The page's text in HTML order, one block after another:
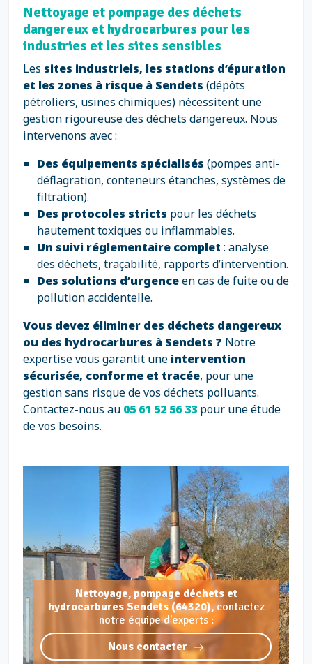
Nettoyage et pompage des déchets
dangereux et hydrocarbures pour les
industries et les sites sensibles
Les sites industriels, les stations d’épuration
et les zones à risque à Sendets (dépôts
pétroliers, usines chimiques) nécessitent une
gestion rigoureuse des déchets dangereux. Nous
intervenons avec :
Des équipements spécialisés (pompes anti-
déflagration, conteneurs étanches, systèmes de
filtration).
Des protocoles stricts pour les déchets
hautement toxiques ou inflammables.
Un suivi réglementaire complet : analyse
des déchets, traçabilité, rapports d’intervention.
Des solutions d’urgenceen cas de fuite ou de
pollution accidentelle.
Vous devez éliminer des déchets dangereux
ou des hydrocarbures à Sendets ? Notre
expertise vous garantit une intervention
sécurisée, conforme et tracée, pour une
gestion sans risque de vos déchets polluants.
Contactez-nous au 05 61 52 56 33 pour une étude
de vos besoins.
Nettoyage, pompage déchets et
hydrocarbures Sendets (64320),contactez
notre équipe d'experts :
Nous contacter